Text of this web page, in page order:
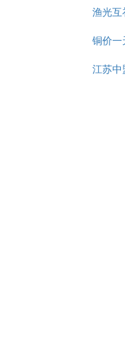
渔光互
铜价一
江苏中